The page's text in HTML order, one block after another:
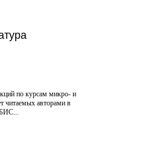
по курсам микро- и
читаемых авторами в